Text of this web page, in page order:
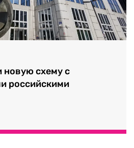
новую схему с
российскими